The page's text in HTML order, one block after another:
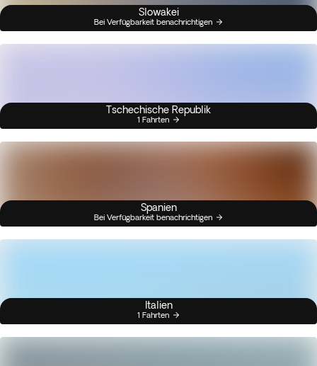
Slowakei
Bei Verfügbarkeit benachrichtigen
Tschechische Republik
1 Fahrten
Spanien
Bei Verfügbarkeit benachrichtigen
Italien
1 Fahrten